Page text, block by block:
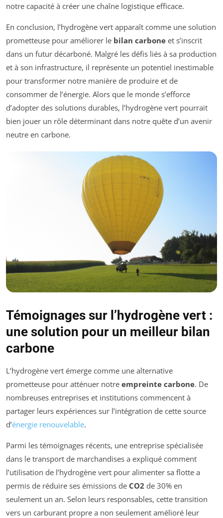
notre capacité à créer une chaîne logistique efficace.
En conclusion, l’hydrogène vert apparaît comme une solution
prometteuse pour améliorer le bilan carbone et s’inscrit
dans un futur décarboné. Malgré les défis liés à sa production
et à son infrastructure, il représente un potentiel inestimable
pour transformer notre manière de produire et de
consommer de l’énergie. Alors que le monde s’efforce
d’adopter des solutions durables, l’hydrogène vert pourrait
bien jouer un rôle déterminant dans notre quête d’un avenir
neutre en carbone.
Témoignages sur l’hydrogène vert :
une solution pour un meilleur bilan
carbone
L’hydrogène vert émerge comme une alternative
prometteuse pour atténuer notre empreinte carbone. De
nombreuses entreprises et institutions commencent à
partager leurs expériences sur l’intégration de cette source
d’énergie renouvelable.
Parmi les témoignages récents, une entreprise spécialisée
dans le transport de marchandises a expliqué comment
l’utilisation de l’hydrogène vert pour alimenter sa flotte a
permis de réduire ses émissions de CO2 de 30% en
seulement un an. Selon leurs responsables, cette transition
vers un carburant propre a non seulement amélioré leur